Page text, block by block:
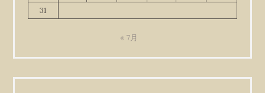
31
« 7月